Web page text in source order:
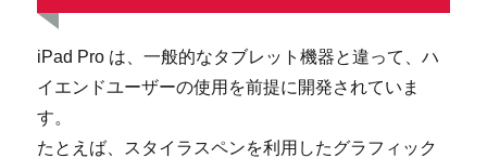
iPad Pro は、一般的なタブレット機器と違って、ハ
イエンドユーザーの使用を前提に開発されていま
す。
たとえば、スタイラスペンを利用したグラフィック